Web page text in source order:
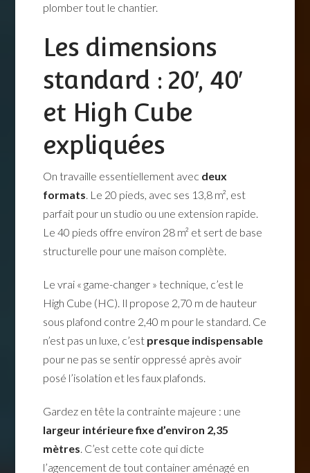
plomber tout le chantier.
Les dimensions
standard : 20′, 40′
et High Cube
expliquées
On travaille essentiellement avec deux
formats. Le 20 pieds, avec ses 13,8 m², est
parfait pour un studio ou une extension rapide.
Le 40 pieds offre environ 28 m² et sert de base
structurelle pour une maison complète.
Le vrai « game-changer » technique, c’est le
High Cube (HC). Il propose 2,70 m de hauteur
sous plafond contre 2,40 m pour le standard. Ce
n’est pas un luxe, c’est presque indispensable
pour ne pas se sentir oppressé après avoir
posé l’isolation et les faux plafonds.
Gardez en tête la contrainte majeure : une
largeur intérieure fixe d’environ 2,35
mètres. C’est cette cote qui dicte
l’agencement de tout container aménagé en